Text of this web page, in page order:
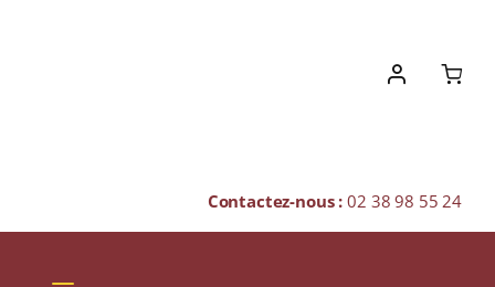
Contactez-nous :02 38 98 55 24